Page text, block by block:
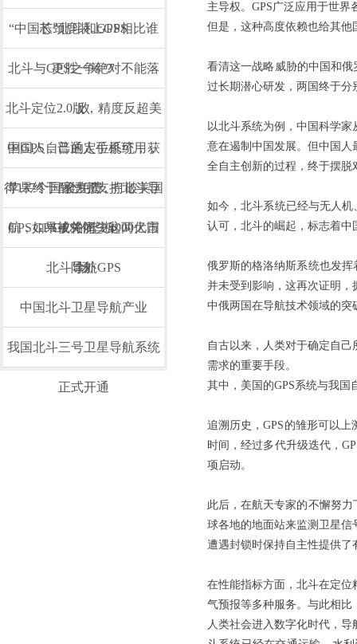
长颈鹿装上GPS
“中国芯”北斗和GPS相比谁
更胜一筹？
北斗与GPS之争绝对不能落
败
北斗定位2.0版，精度反超美
国GPS，普通人手机可用，
全免费
中国人自己的定位系统，获
得137个国家力挺，打破美国
GPS的垄断
苹果终于醒悟了支持北斗导
航，GPS或将痛失4000亿市
场
GPS如果被关闭，这两大国
除外
北斗导航GPS
中国北斗卫星导航产业
我国北斗三号卫星导航系统
正式开通
主导权。GPS广泛应用于世
但是，这种高度依赖也给其他
看清这一战略威胁的中国和
过长期潜心研发，两国终于分
以北斗系统为例，中国科学
意在遏制中国发展。但中国
全自主创新的过程，终于摆脱
如今，北斗系统已经与无人
认可，北斗的崛起，标志着
俄罗斯的格洛纳斯系统也发
并未受到影响，这再次证明
中俄两国在导航技术领域的
自古以来，人类对于确定自
需求的重要手段。
其中，美国的GPS系统与我
追溯历史，GPS的雏形可以
时间，经过多代升级迭代，
项启动。
此后，在航天专家的不懈努
球各地的地面站来监测卫星
遭遇封锁时保持自主性提供了
在性能指标方面，北斗在定
气预报等多种服务。与此相比
人类社会进入数字化时代，